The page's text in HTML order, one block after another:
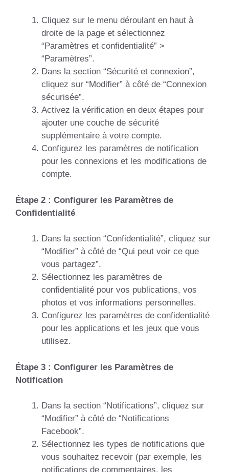
Cliquez sur le menu déroulant en haut à
droite de la page et sélectionnez
“Paramètres et confidentialité” >
“Paramètres”.
Dans la section “Sécurité et connexion”,
cliquez sur “Modifier” à côté de “Connexion
sécurisée”.
Activez la vérification en deux étapes pour
ajouter une couche de sécurité
supplémentaire à votre compte.
Configurez les paramètres de notification
pour les connexions et les modifications de
compte.
Étape 2 : Configurer les Paramètres de
Confidentialité
Dans la section “Confidentialité”, cliquez sur
“Modifier” à côté de “Qui peut voir ce que
vous partagez”.
Sélectionnez les paramètres de
confidentialité pour vos publications, vos
photos et vos informations personnelles.
Configurez les paramètres de confidentialité
pour les applications et les jeux que vous
utilisez.
Étape 3 : Configurer les Paramètres de
Notification
Dans la section “Notifications”, cliquez sur
“Modifier” à côté de “Notifications
Facebook”.
Sélectionnez les types de notifications que
vous souhaitez recevoir (par exemple, les
notifications de commentaires, les